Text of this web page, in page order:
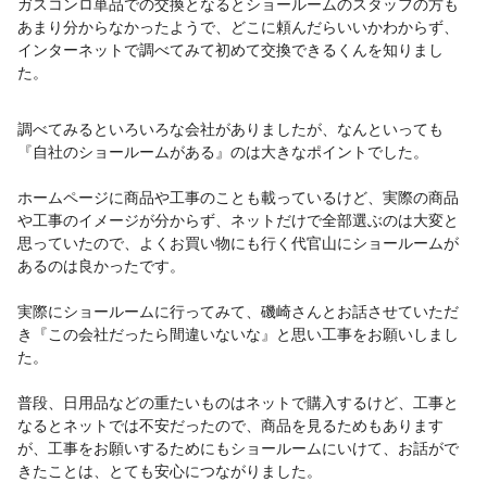
ガスコンロ単品での交換となるとショールームのスタッフの方も
あまり分からなかったようで、どこに頼んだらいいかわからず、
インターネットで調べてみて初めて交換できるくんを知りまし
た。
調べてみるといろいろな会社がありましたが、なんといっても
『自社のショールームがある』のは大きなポイントでした。
ホームページに商品や工事のことも載っているけど、実際の商品
や工事のイメージが分からず、ネットだけで全部選ぶのは大変と
思っていたので、よくお買い物にも行く代官山にショールームが
あるのは良かったです。
実際にショールームに行ってみて、磯崎さんとお話させていただ
き『この会社だったら間違いないな』と思い工事をお願いしまし
た。
普段、日用品などの重たいものはネットで購入するけど、工事と
なるとネットでは不安だったので、商品を見るためもあります
が、工事をお願いするためにもショールームにいけて、お話がで
きたことは、とても安心につながりました。